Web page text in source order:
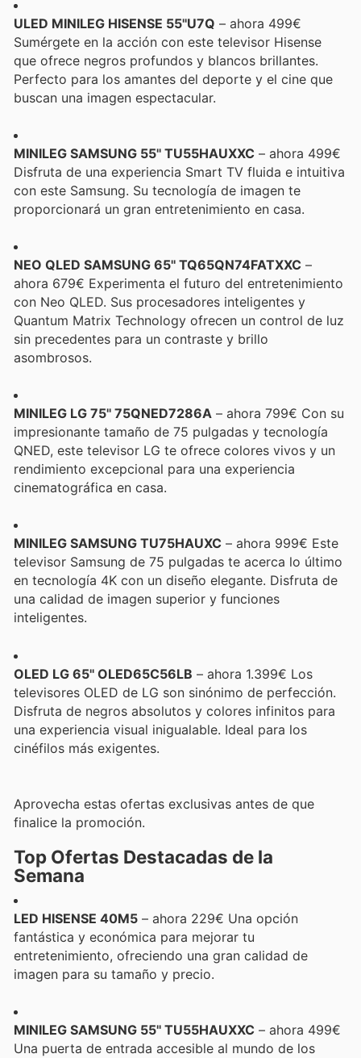
ULED MINILEG HISENSE 55''U7Q – ahora 499€
Sumérgete en la acción con este televisor Hisense
que ofrece negros profundos y blancos brillantes.
Perfecto para los amantes del deporte y el cine que
buscan una imagen espectacular.
MINILEG SAMSUNG 55'' TU55HAUXXC – ahora 499€
Disfruta de una experiencia Smart TV fluida e intuitiva
con este Samsung. Su tecnología de imagen te
proporcionará un gran entretenimiento en casa.
NEO QLED SAMSUNG 65'' TQ65QN74FATXXC –
ahora 679€ Experimenta el futuro del entretenimiento
con Neo QLED. Sus procesadores inteligentes y
Quantum Matrix Technology ofrecen un control de luz
sin precedentes para un contraste y brillo
asombrosos.
MINILEG LG 75'' 75QNED7286A – ahora 799€ Con su
impresionante tamaño de 75 pulgadas y tecnología
QNED, este televisor LG te ofrece colores vivos y un
rendimiento excepcional para una experiencia
cinematográfica en casa.
MINILEG SAMSUNG TU75HAUXC – ahora 999€ Este
televisor Samsung de 75 pulgadas te acerca lo último
en tecnología 4K con un diseño elegante. Disfruta de
una calidad de imagen superior y funciones
inteligentes.
OLED LG 65'' OLED65C56LB – ahora 1.399€ Los
televisores OLED de LG son sinónimo de perfección.
Disfruta de negros absolutos y colores infinitos para
una experiencia visual inigualable. Ideal para los
cinéfilos más exigentes.
Aprovecha estas ofertas exclusivas antes de que
finalice la promoción.
Top Ofertas Destacadas de la
Semana
LED HISENSE 40M5 – ahora 229€ Una opción
fantástica y económica para mejorar tu
entretenimiento, ofreciendo una gran calidad de
imagen para su tamaño y precio.
MINILEG SAMSUNG 55'' TU55HAUXXC – ahora 499€
Una puerta de entrada accesible al mundo de los